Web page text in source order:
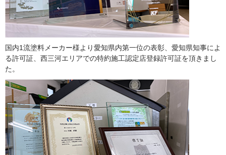
国内1流塗料メーカー様より愛知県内第一位の表彰、愛知県知事によ
る許可証、西三河エリアでの特約施工認定店登録許可証を頂きまし
た。